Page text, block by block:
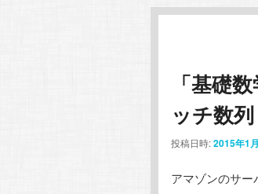
イ
コ
ン
ブ
ン
テ
「基礎
ッチ数
投稿日時:2015年1
アマゾンのサ